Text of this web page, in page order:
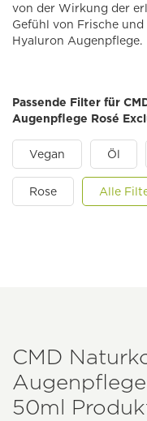
von der Wirkung der
Gefühl von Frische
Hyaluron Augenpflege.
Passende Filter für
Augenpflege Rosé
Vegan Öl
Rose Alle
CMD
50ml